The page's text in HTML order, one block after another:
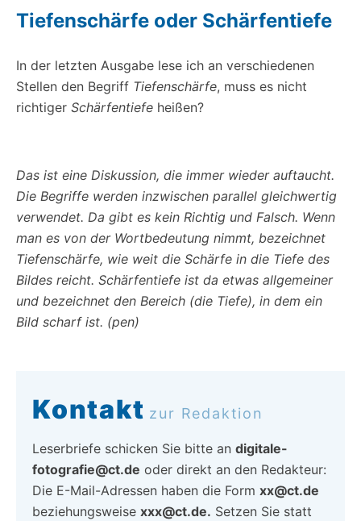
Tiefenschärfe oder Schärfentiefe
In der letzten Ausgabe lese ich an verschiedenen
Stellen den Begriff Tiefenschärfe, muss es nicht
richtiger Schärfentiefe heißen?
Das ist eine Diskussion, die immer wieder auftaucht.
Die Begriffe werden inzwischen parallel gleichwertig
verwendet. Da gibt es kein Richtig und Falsch. Wenn
man es von der Wortbedeutung nimmt, bezeichnet
Tiefenschärfe, wie weit die Schärfe in die Tiefe des
Bildes reicht. Schärfentiefe ist da etwas allgemeiner
und bezeichnet den Bereich (die Tiefe), in dem ein
Bild scharf ist. (pen)
Kontakt zur Redaktion
Leserbriefe schicken Sie bitte an digitale-
fotografie@ct.de oder direkt an den Redakteur:
Die E-Mail-Adressen haben die Form xx@ct.de
beziehungsweise xxx@ct.de. Setzen Sie statt